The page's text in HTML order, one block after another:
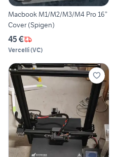
Macbook M1/M2/M3/M4 Pro 16”
Cover (Spigen)
45 €
Vercelli(VC)